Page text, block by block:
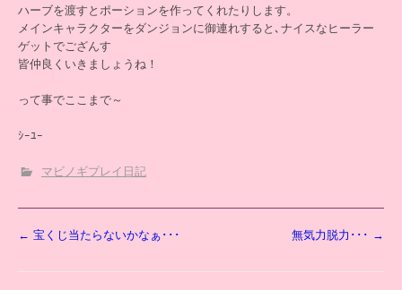
ハーブを渡すとポーションを作ってくれたりします。
メインキャラクターをダンジョンに御連れすると､ナイスなヒーラー
ゲットでござんす
皆仲良くいきましょうね！
って事でここまで～
ｼｰﾕｰ
マビノギプレイ日記
投
ナ
← 宝くじ当たらないかなぁ･･･ 無気力脱力･･･ →